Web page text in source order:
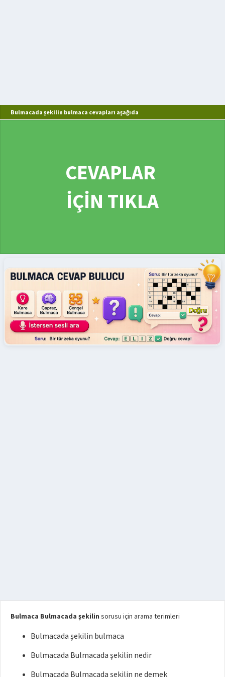
Bulmacada şekilin bulmaca cevapları aşağıda
CEVAPLAR
İÇİN TIKLA
Bulmaca Bulmacada şekilin sorusu için arama terimleri
Bulmacada şekilin bulmaca
Bulmacada Bulmacada şekilin nedir
Bulmacada Bulmacada şekilin ne demek